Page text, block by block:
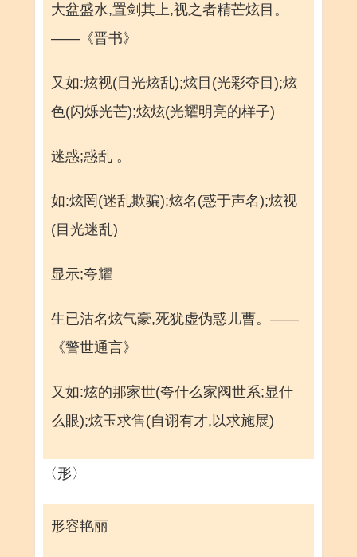
大盆盛水,置剑其上,视之者精芒炫目。
——《晋书》
又如:炫视(目光炫乱);炫目(光彩夺目);炫
色(闪烁光芒);炫炫(光耀明亮的样子)
迷惑;惑乱 。
如:炫罔(迷乱欺骗);炫名(惑于声名);炫视
(目光迷乱)
显示;夸耀
生已沽名炫气豪,死犹虚伪惑儿曹。——
《警世通言》
又如:炫的那家世(夸什么家阀世系;显什
么眼);炫玉求售(自诩有才,以求施展)
〈形〉
形容艳丽